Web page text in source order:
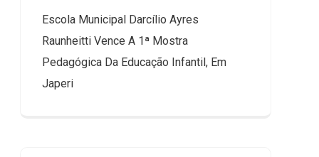
Escola Municipal Darcílio Ayres
Raunheitti Vence A 1ª Mostra
Pedagógica Da Educação Infantil, Em
Japeri